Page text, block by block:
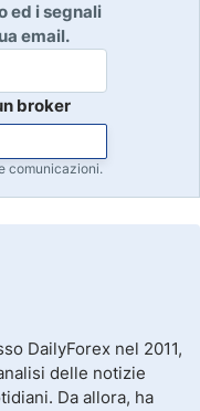
ed i segnali
email.
broker
comunicazioni.
DailyForex nel 2011,
delle notizie
Da allora, ha